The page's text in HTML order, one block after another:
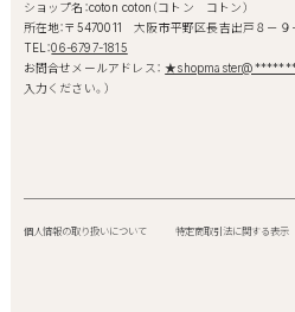
ショップ名：coton coton（コトン コトン）
所在地：〒5470011 大阪市平野区長吉出戸８－９
TEL：06-6797-1815
お問合せメールアドレス：
入力ください。）
個人情報の取り扱いについて 特定商取引法に関する表示